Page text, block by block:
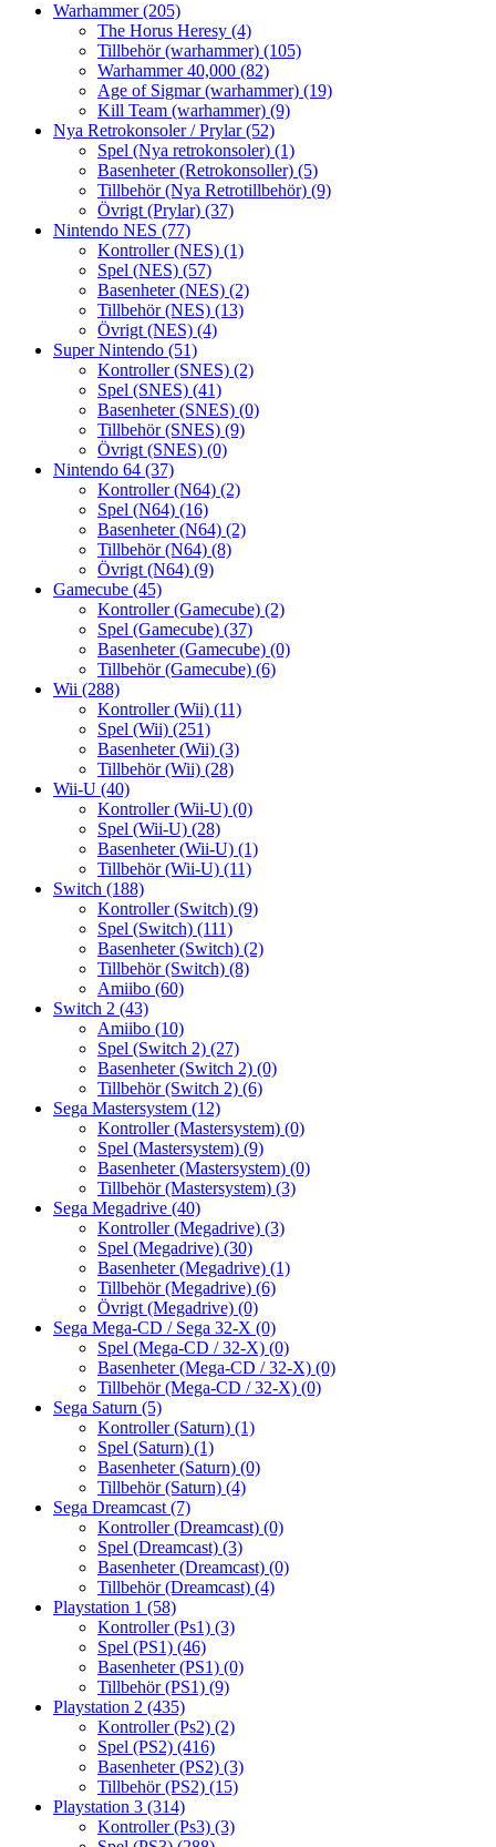
Warhammer(205)
The Horus Heresy (4)
Tillbehör (warhammer) (105)
Warhammer 40,000 (82)
Age of Sigmar (warhammer) (19)
Kill Team (warhammer) (9)
Nya Retrokonsoler / Prylar(52)
Spel (Nya retrokonsoler) (1)
Basenheter (Retrokonsoller) (5)
Tillbehör (Nya Retrotillbehör) (9)
Övrigt (Prylar) (37)
Nintendo NES (77)
Kontroller (NES) (1)
Spel (NES) (57)
Basenheter (NES) (2)
Tillbehör (NES) (13)
Övrigt (NES) (4)
Super Nintendo (51)
Kontroller (SNES) (2)
Spel (SNES) (41)
Basenheter (SNES) (0)
Tillbehör (SNES) (9)
Övrigt (SNES) (0)
Nintendo 64 (37)
Kontroller (N64) (2)
Spel (N64) (16)
Basenheter (N64) (2)
Tillbehör (N64) (8)
Övrigt (N64) (9)
Gamecube (45)
Kontroller (Gamecube) (2)
Spel (Gamecube) (37)
Basenheter (Gamecube) (0)
Tillbehör (Gamecube) (6)
Wii (288)
Kontroller (Wii) (11)
Spel (Wii) (251)
Basenheter (Wii) (3)
Tillbehör (Wii) (28)
Wii-U (40)
Kontroller (Wii-U) (0)
Spel (Wii-U) (28)
Basenheter (Wii-U) (1)
Tillbehör (Wii-U) (11)
Switch (188)
Kontroller (Switch) (9)
Spel (Switch) (111)
Basenheter (Switch) (2)
Tillbehör (Switch) (8)
Amiibo (60)
Switch 2 (43)
Amiibo (10)
Spel (Switch 2) (27)
Basenheter (Switch 2) (0)
Tillbehör (Switch 2) (6)
Sega Mastersystem (12)
Kontroller (Mastersystem) (0)
Spel (Mastersystem) (9)
Basenheter (Mastersystem) (0)
Tillbehör (Mastersystem) (3)
Sega Megadrive (40)
Kontroller (Megadrive) (3)
Spel (Megadrive) (30)
Basenheter (Megadrive) (1)
Tillbehör (Megadrive) (6)
Övrigt (Megadrive) (0)
Sega Mega-CD / Sega 32-X (0)
Spel (Mega-CD / 32-X) (0)
Basenheter (Mega-CD / 32-X) (0)
Tillbehör (Mega-CD / 32-X) (0)
Sega Saturn (5)
Kontroller (Saturn) (1)
Spel (Saturn) (1)
Basenheter (Saturn) (0)
Tillbehör (Saturn) (4)
Sega Dreamcast (7)
Kontroller (Dreamcast) (0)
Spel (Dreamcast) (3)
Basenheter (Dreamcast) (0)
Tillbehör (Dreamcast) (4)
Playstation 1 (58)
Kontroller (Ps1) (3)
Spel (PS1) (46)
Basenheter (PS1) (0)
Tillbehör (PS1) (9)
Playstation 2 (435)
Kontroller (Ps2) (2)
Spel (PS2) (416)
Basenheter (PS2) (3)
Tillbehör (PS2) (15)
Playstation 3 (314)
Kontroller (Ps3) (3)